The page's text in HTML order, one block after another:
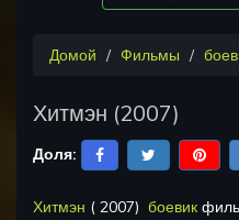
Домой Фильмы
Хитмэн (2007)
Доля:
Хитмэн ( 2007) боевик